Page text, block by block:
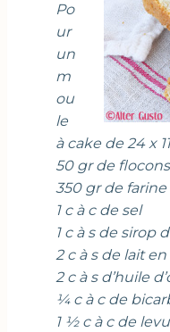
Po
ur
un
m
ou
le
à cake de 24 x
50 gr de
350 gr de farine
1 c à c de sel
1 c à s de sirop
2 c à s de lait
2 c à s d’huile
¼ c à c de
1 ½ c à c de